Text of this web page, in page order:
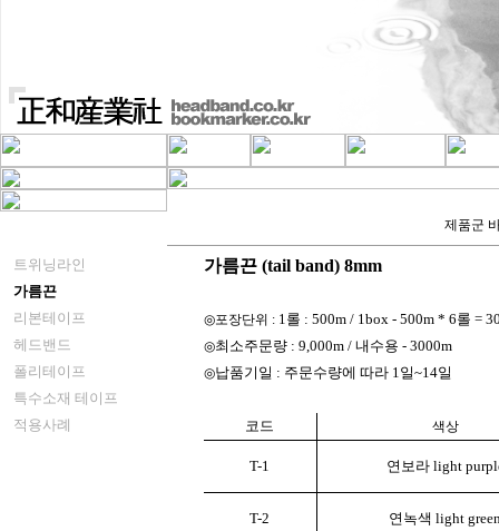
트위닝라인
가름끈
리본테이프
헤드밴드
폴리테이프
특수소재 테이프
적용사례
제품군
가름끈 (tail band) 8mm
◎포장단위 : 1롤 : 500m / 1box - 500m * 6롤 =
◎최소주문량 : 9,000m / 내수용 - 3000m
◎납품기일 : 주문수량에 따라 1일~14일
코드 색상
T-1 연보라 light
T-2 연녹색 light